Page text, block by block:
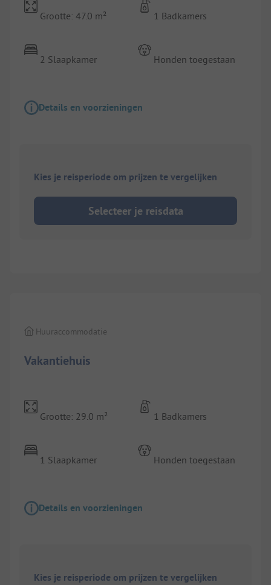
Grootte: 47.0 m²
2 Slaapkamer
1 Badkamers
Honden toegestaan
Details en voorzieningen
Kies je reisperiode om prijzen te vergelijken
Selecteer je reisdata
Vakantiehuis
Huuraccommodatie
Grootte: 29.0 m²
1 Slaapkamer
1 Badkamers
Honden toegestaan
Details en voorzieningen
Kies je reisperiode om prijzen te vergelijken